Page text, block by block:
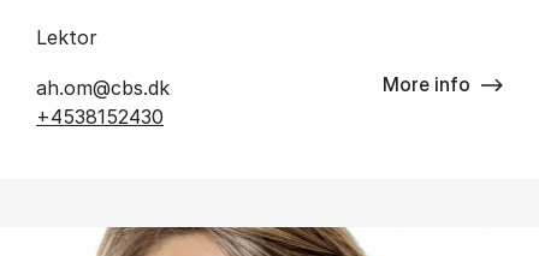
Lektor
ah.om@cbs.dk
+4538152430
More info